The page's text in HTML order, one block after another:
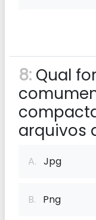
8: Qual
arquivos
A. Jpg
B. Png